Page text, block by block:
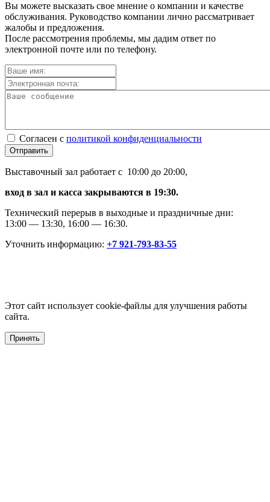
Вы можете высказать свое мнение о компании и качестве
обслуживания. Руководство компании лично рассматривает
жалобы и предложения.
После рассмотрения проблемы, мы дадим ответ по
электронной почте или по телефону.
Согласен с политикой конфиденциальности
Отправить
Выставочный зал работает с 10:00 до 20:00,
вход в зал и касса закрываются в 19:30.
Технический перерыв в выходные и праздничные дни:
13:00 — 13:30, 16:00 — 16:30.
Уточнить информацию: +7 921-793-83-55
Этот сайт использует cookie-файлы для улучшения работы
сайта.
Принять